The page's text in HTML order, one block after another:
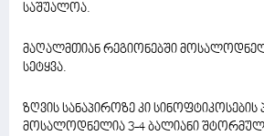
საშუალოა.
მაღალმთიან რეგიონებში
სეტყვა.
ზღვის სანაპიროზე კი
მოსალოდნელია 3-4 ბალიანი